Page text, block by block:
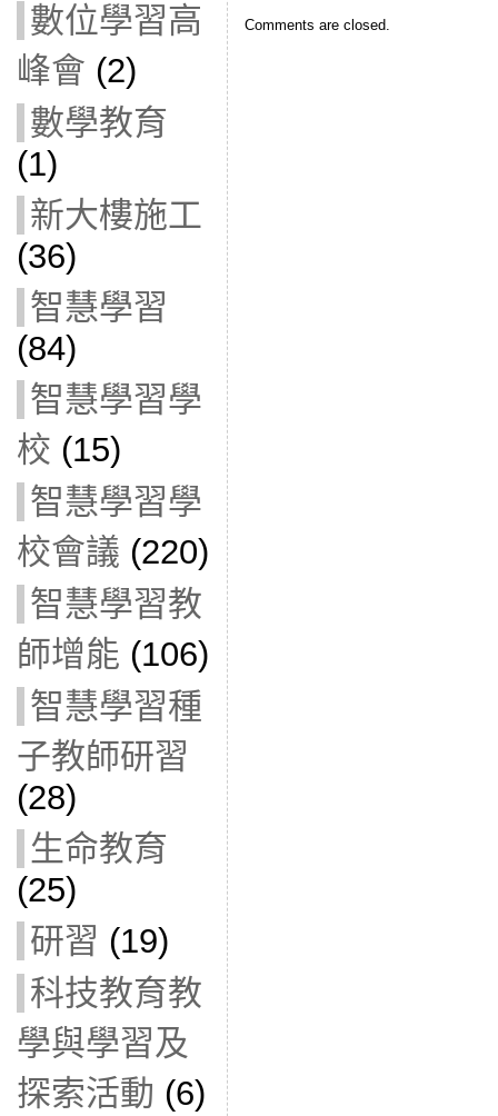
數位學習高
峰會 (2)
數學教育
(1)
新大樓施工
(36)
智慧學習
(84)
智慧學習學
校 (15)
智慧學習學
校會議 (220)
智慧學習教
師增能 (106)
智慧學習種
子教師研習
(28)
生命教育
(25)
研習 (19)
科技教育教
學與學習及
探索活動 (6)
Comments are closed.